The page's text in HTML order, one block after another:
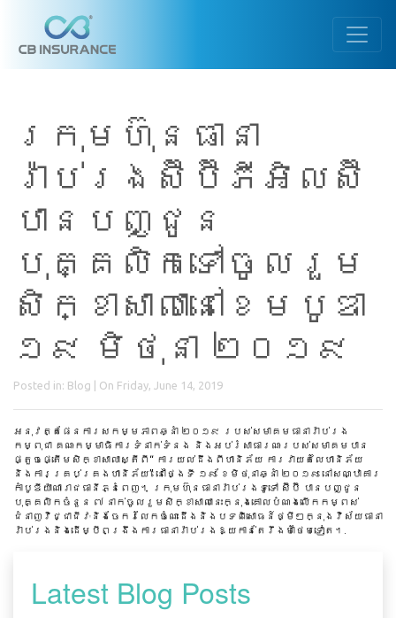
ក្រុមហ៊ុនធានា
រ៉ាប់រងស៊ីប៊ីភីអិលស៊ី
បានបញ្ជូន
បុគ្គលិកទៅចូលរួម
សិក្ខាសាលានៅខេមបូឌា
១៩ មិថុនា ២០១៩
Posted in: Blog | On Friday, June 14, 2019
អនុវត្តផែនការសកម្មភាពឆ្នាំ ២០១៩ របស់សមាគមធានារ៉ាប់រង
កម្ពុជា គណៈកម្មាធិការទំនាក់ទំនង និងអប់រំសាធារណៈរបស់សមាគមបាន
ផ្តួចផ្តើមសិក្ខាសាលាស្តីពី“ ការយល់ដឹងពីហានិភ័យ ការវាយតំលៃហានិភ័យ
និងការគ្រប់គ្រងហានិភ័យ” នៅថ្ងៃទី ១៩ ខែមិថុនាឆ្នាំ ២០១៩ នៅសណ្ឋាគារ
កាំបូឌីយ៉ាណារាជធានីភ្នំពេញ។ ក្រុមហ៊ុនធានារ៉ាប់រងទូទៅ ស៊ីប៊ី បានបញ្ជូន
បុគ្គលិកចំនួន ៧ នាក់ចូលរួមសិក្ខាសាលានេះក្នុងគោលបំណងលើកកម្ពស់
ជំនាញវិជ្ជាជីវៈនិងចែករំលែកចំណេះដឹងនិងបទពិសោធន៍ថ្មីៗក្នុងវិស័យធានា
រ៉ាប់រងនិងដើម្បីពង្រឹងការធានារ៉ាប់រងឱ្យកាន់តែរឹងមាំថែមទៀត។.
Latest Blog Posts